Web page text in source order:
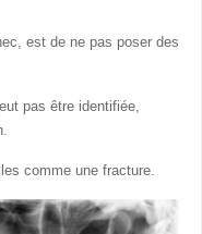
est de ne pas poser des
pas être identifiée,
comme une fracture.